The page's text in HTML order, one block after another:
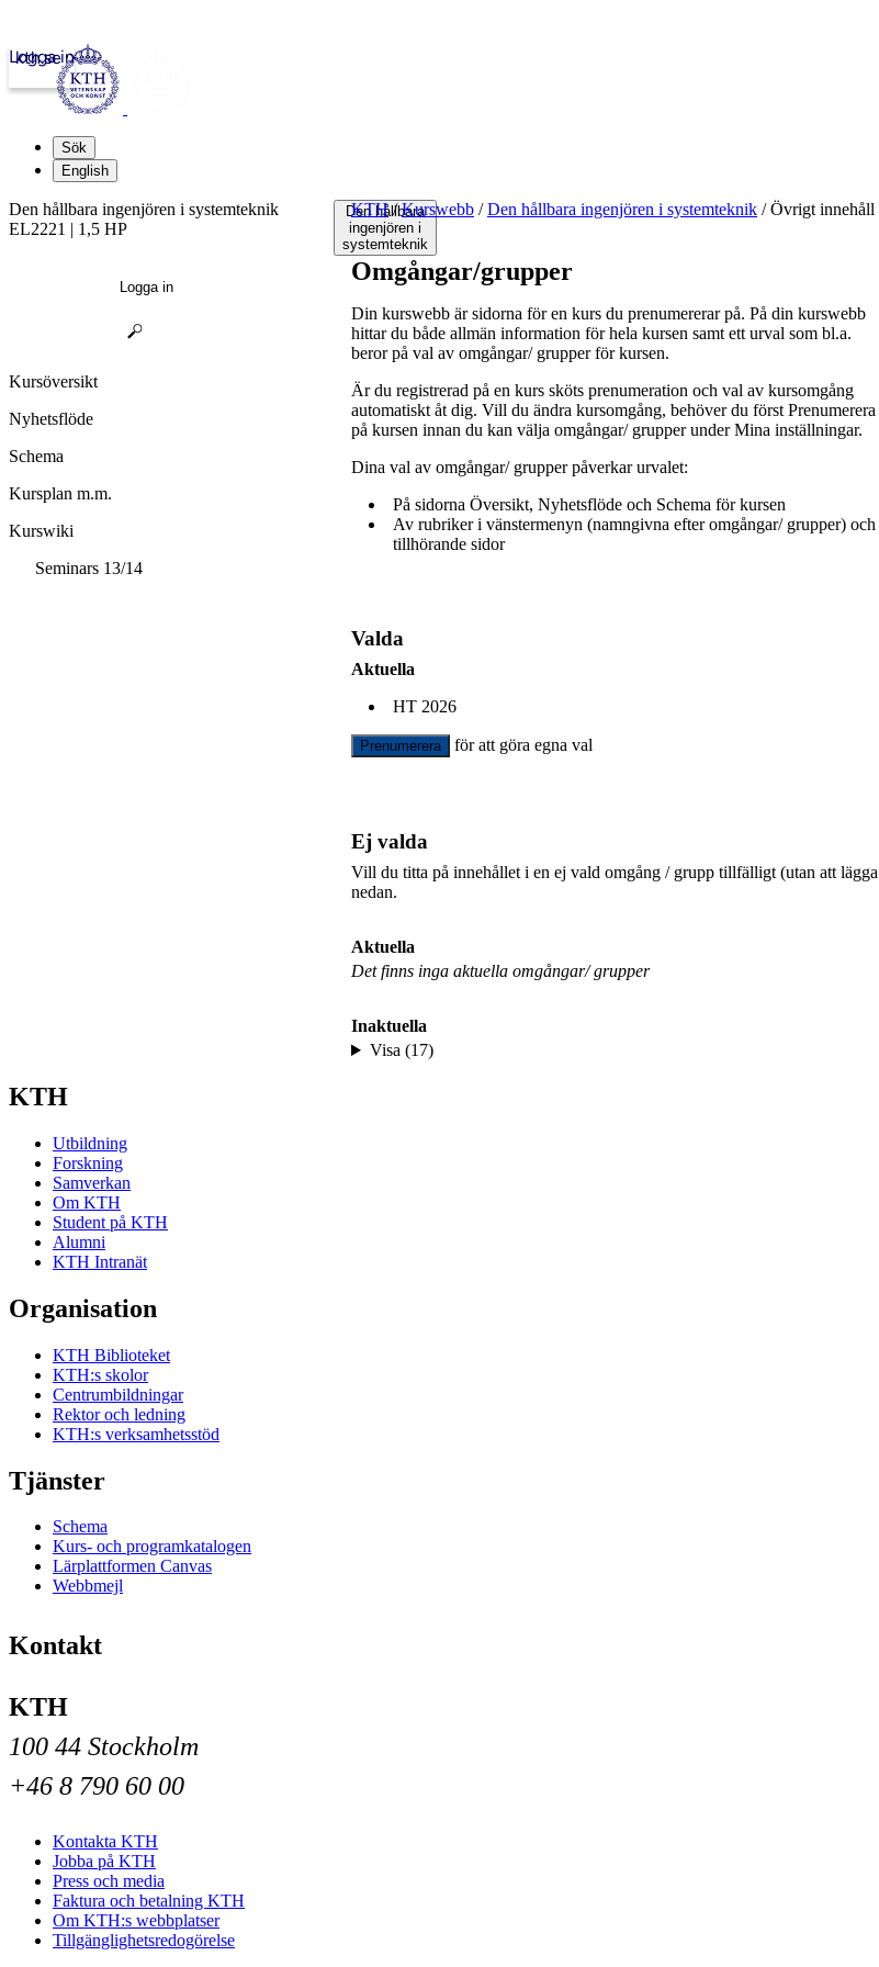
kth.se
Logga in
Sök
English
Den hållbara
ingenjören i
systemteknik
KTH / Kurswebb / Den hållbara ingenjören i systemteknik /Övrigt innehåll
Omgångar/grupper
Din kurswebb är sidorna för en kurs du prenumererar på. På din kurswebb
hittar du både allmän information för hela kursen samt ett urval som bl.a.
beror på val av omgångar/ grupper för kursen.
Är du registrerad på en kurs sköts prenumeration och val av kursomgång
automatiskt åt dig. Vill du ändra kursomgång, behöver du först Prenumerera
på kursen innan du kan välja omgångar/ grupper under Mina inställningar.
Dina val av omgångar/ grupper påverkar urvalet:
På sidorna Översikt, Nyhetsflöde och Schema för kursen
Av rubriker i vänstermenyn (namngivna efter omgångar/ grupper) och
tillhörande sidor
Valda
Aktuella
HT 2026
Prenumerera för att göra egna val
Ej valda
Vill du titta på innehållet i en ej vald omgång / grupp tillfälligt (utan att
nedan.
Aktuella
Det finns inga aktuella omgångar/ grupper
Inaktuella
Visa (17)
Den hållbara ingenjören i systemteknik
EL2221 | 1,5 HP
Logga in
Kursöversikt
Nyhetsflöde
Schema
Kursplan m.m.
Kurswiki
Seminars 13/14
KTH
Utbildning
Forskning
Samverkan
Om KTH
Student på KTH
Alumni
KTH Intranät
Organisation
KTH Biblioteket
KTH:s skolor
Centrumbildningar
Rektor och ledning
KTH:s verksamhetsstöd
Tjänster
Schema
Kurs- och programkatalogen
Lärplattformen Canvas
Webbmejl
Kontakt
KTH
100 44 Stockholm
+46 8 790 60 00
Kontakta KTH
Jobba på KTH
Press och media
Faktura och betalning KTH
Om KTH:s webbplatser
Tillgänglighetsredogörelse